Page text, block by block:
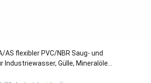
AS flexibler PVC/NBR Saug- und
Industriewasser, Gülle, Mineralöle
(3")